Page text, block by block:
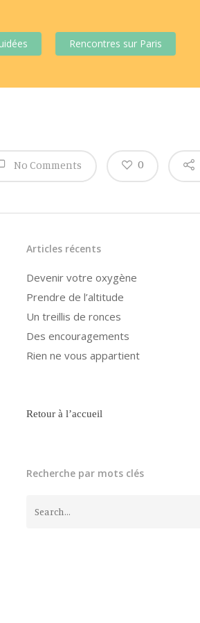
Rencontres sur Paris
No Comments 0
Articles récents
Devenir votre oxygène
Prendre de l’altitude
Un treillis de ronces
Des encouragements
Rien ne vous appartient
Retour à l’accueil
Recherche par mots clés